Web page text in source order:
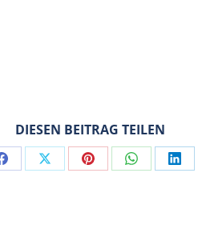
DIESEN BEITRAG TEILEN
Share Share Share Share Share